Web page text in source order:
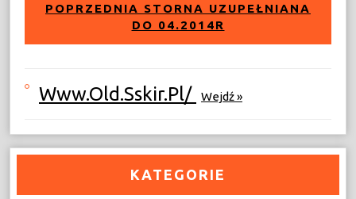
POPRZEDNIA STORNA UZUPEŁNIANA
DO 04.2014R
Www.old.sskir.pl/ Wejdź »
KATEGORIE